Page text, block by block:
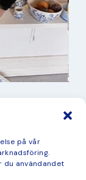
på vår
du användandet